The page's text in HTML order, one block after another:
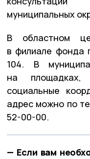
муниципальных
В областном
в филиале фонда
104. В
на
социальные
адрес можно по
52-00-00.
— Если вам